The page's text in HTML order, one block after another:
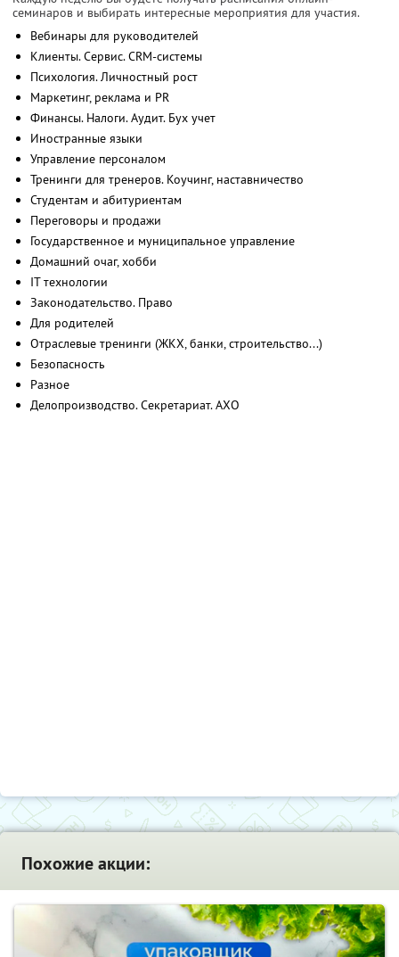
семинаров и выбирать интересные мероприятия для участия.
Вебинары для руководителей
Клиенты. Сервис. CRM-системы
Психология. Личностный рост
Маркетинг, реклама и PR
Финансы. Налоги. Аудит. Бух учет
Иностранные языки
Управление персоналом
Тренинги для тренеров. Коучинг, наставничество
Студентам и абитуриентам
Переговоры и продажи
Государственное и муниципальное управление
Домашний очаг, хобби
IT технологии
Законодательство. Право
Для родителей
Отраслевые тренинги (ЖКХ, банки, строительство...)
Безопасность
Разное
Делопроизводство. Секретариат. АХО
Похожие акции: